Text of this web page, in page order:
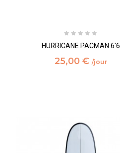
HURRICANE PACMAN 6'6
25,00 € /jour